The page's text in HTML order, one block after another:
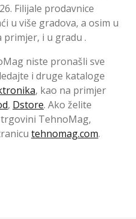
Filijale prodavnice
u više gradova, a osim u
primjer, i u gradu .
niste pronašli sve
i druge kataloge
, kao na primjer
, Dstore. Ako želite
TehnoMag,
tehnomag.com.